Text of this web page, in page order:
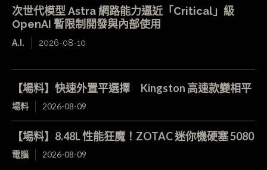
次世代模型 Astra 網路能力逼近「Critical」級
OpenAI 暫限制開發與內部使用
A.I. 2026-08-10
【場料】快速外置平選擇 Kingston 高速款變相平
場料 2026-08-09
【場料】8.48L 性能狂魔！ZOTAC 迷你機硬塞 5080
電腦 2026-08-09